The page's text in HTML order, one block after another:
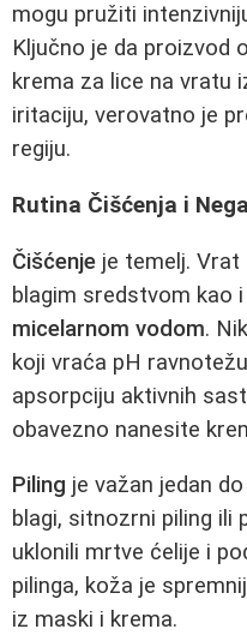
mogu pružiti
Ključno je da proizvod
krema za lice na vratu
iritaciju, verovatno je
regiju.
Rutina Čišćenja i
Čišćenje je temelj.
blagim sredstvom kao
micelarnom vodom.
koji vraća pH
apsorpciju aktivnih
obavezno nanesite
Piling je važan jedan
blagi, sitnozrni piling ili
uklonili mrtve ćelije i
pilinga, koža je
iz maski i krema.